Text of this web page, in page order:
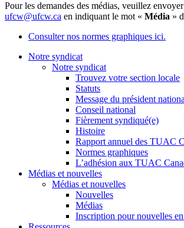
Pour les demandes des médias, veuillez
ufcw@ufcw.ca en indiquant le mot « Média »
Consulter nos normes graphiques ici.
Notre syndicat
Notre syndicat
Trouvez votre section locale
Statuts
Message du président
Conseil national
Fièrement syndiqué(e)
Histoire
Rapport annuel des TUAC
Normes graphiques
L’adhésion aux TUAC
Médias et nouvelles
Médias et nouvelles
Nouvelles
Médias
Inscription pour nouvelles